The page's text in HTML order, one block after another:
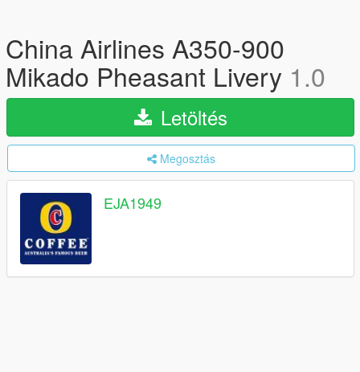
China Airlines A350-900
Mikado Pheasant Livery 1.0
Letöltés
Megosztás
EJA1949